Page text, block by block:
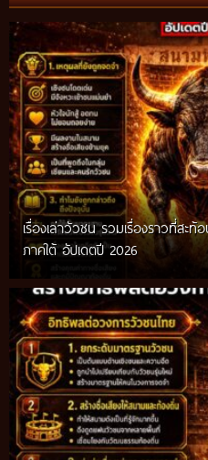
เรื่องเล่าวัวชน รวมเรื่องราวที่สะ
ภาคใต้ อัปเดตปี 2026